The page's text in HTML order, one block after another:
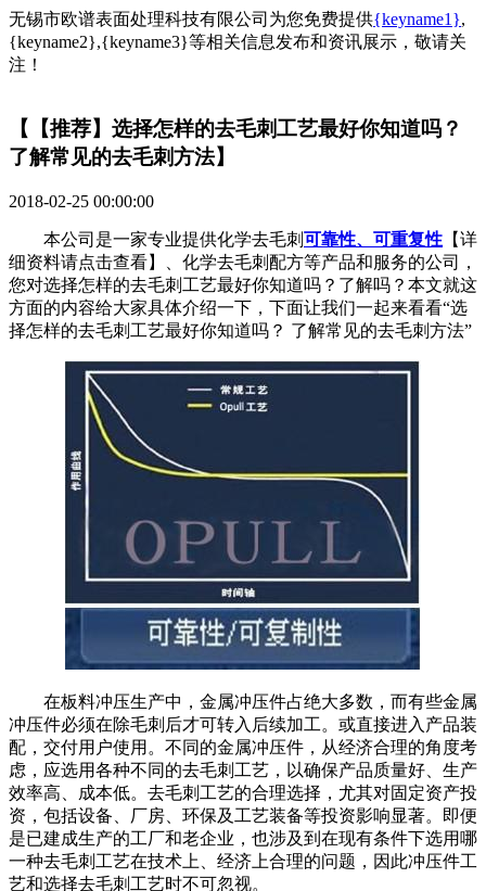
无锡市欧谱表面处理科技有限公司为您免费提供{keyname1},
{keyname2},{keyname3}等相关信息发布和资讯展示，敬请关
注！
【【推荐】选择怎样的去毛刺工艺最好你知道吗？
了解常见的去毛刺方法】
2018-02-25 00:00:00
本公司是一家专业提供化学去毛刺可靠性、可重复性 【详
细资料请点击查看】、化学去毛刺配方等产品和服务的公司，
您对选择怎样的去毛刺工艺最好你知道吗？了解吗？本文就这
方面的内容给大家具体介绍一下，下面让我们一起来看看“选
择怎样的去毛刺工艺最好你知道吗？ 了解常见的去毛刺方法”
在板料冲压生产中，金属冲压件占绝大多数，而有些金属
冲压件必须在除毛刺后才可转入后续加工。或直接进入产品装
配，交付用户使用。不同的金属冲压件，从经济合理的角度考
虑，应选用各种不同的去毛刺工艺，以确保产品质量好、生产
效率高、成本低。去毛刺工艺的合理选择，尤其对固定资产投
资，包括设备、厂房、环保及工艺装备等投资影响显著。即便
是已建成生产的工厂和老企业，也涉及到在现有条件下选用哪
一种去毛刺工艺在技术上、经济上合理的问题，因此冲压件工
艺和选择去毛刺工艺时不可忽视。